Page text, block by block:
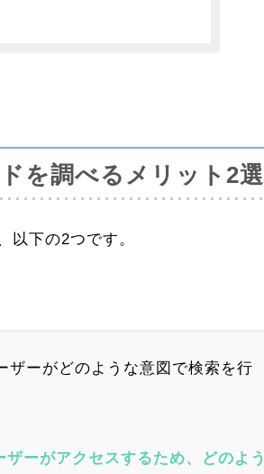
を調べるメリット2選
下の2つです。
ザーがどのような意図で検索を行
ーがアクセスするため、どのよう